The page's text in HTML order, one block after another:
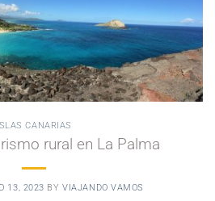
ISLAS CANARIAS
rural en La Palma
13, 2023 BYVIAJANDO VAMOS